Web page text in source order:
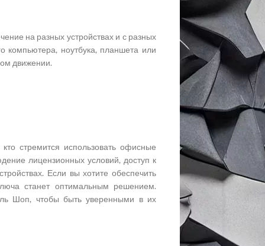
на разных устройствах и с разных
компьютера, ноутбука, планшета или
движении.
стремится использовать офисные
лицензионных условий, доступ к
Если вы хотите обеспечить
станет оптимальным решением.
Шоп, чтобы быть уверенными в их